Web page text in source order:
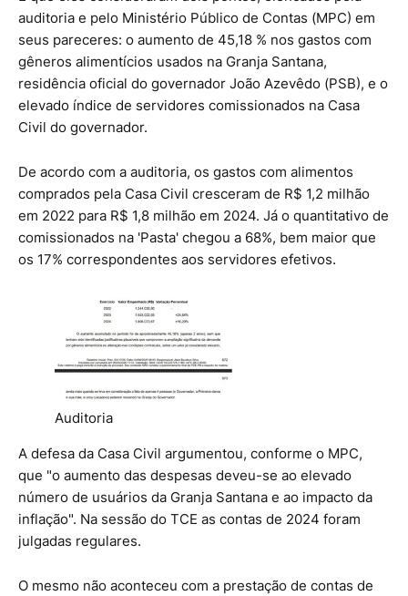
auditoria e pelo Ministério Público de Contas (MPC) em
seus pareceres: o aumento de 45,18 % nos gastos com
gêneros alimentícios usados na Granja Santana,
residência oficial do governador João Azevêdo (PSB), e o
elevado índice de servidores comissionados na Casa
Civil do governador.
De acordo com a auditoria, os gastos com alimentos
comprados pela Casa Civil cresceram de R$ 1,2 milhão
em 2022 para R$ 1,8 milhão em 2024. Já o quantitativo de
comissionados na 'Pasta' chegou a 68%, bem maior que
os 17% correspondentes aos servidores efetivos.
Auditoria
A defesa da Casa Civil argumentou, conforme o MPC,
que "o aumento das despesas deveu-se ao elevado
número de usuários da Granja Santana e ao impacto da
inflação". Na sessão do TCE as contas de 2024 foram
julgadas regulares.
O mesmo não aconteceu com a prestação de contas de